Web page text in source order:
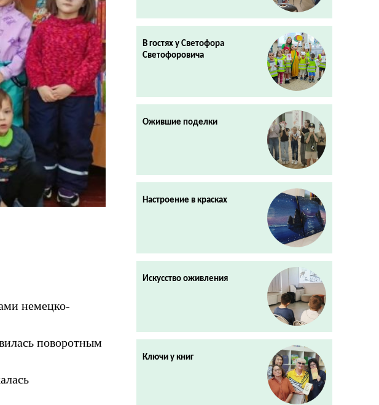
немецко-
поворотным
В гостях у Светофора
Светофоровича
Ожившие поделки
Настроение в красках
Искусство оживления
Ключи у книг